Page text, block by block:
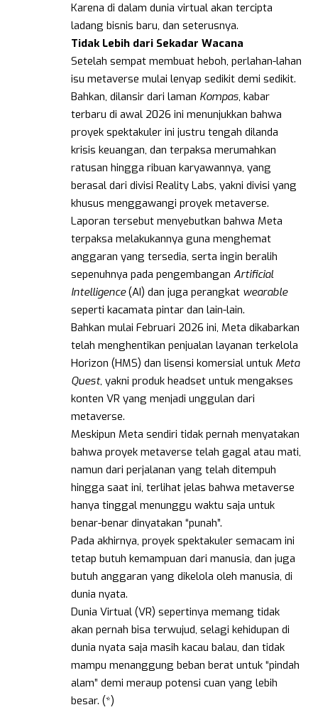
Karena di dalam dunia virtual akan tercipta
ladang bisnis baru, dan seterusnya.
Tidak Lebih dari Sekadar Wacana
Setelah sempat membuat heboh, perlahan-lahan
isu metaverse mulai lenyap sedikit demi sedikit.
Bahkan, dilansir dari laman Kompas, kabar
terbaru di awal 2026 ini menunjukkan bahwa
proyek spektakuler ini justru tengah dilanda
krisis keuangan, dan terpaksa merumahkan
ratusan hingga ribuan karyawannya, yang
berasal dari divisi Reality Labs, yakni divisi yang
khusus menggawangi proyek metaverse.
Laporan tersebut menyebutkan bahwa Meta
terpaksa melakukannya guna menghemat
anggaran yang tersedia, serta ingin beralih
sepenuhnya pada pengembangan Artificial
Intelligence(AI) dan juga perangkat wearable
seperti kacamata pintar dan lain-lain.
Bahkan mulai Februari 2026 ini, Meta dikabarkan
telah menghentikan penjualan layanan terkelola
Horizon (HMS) dan lisensi komersial untuk Meta
Quest, yakni produk headset untuk mengakses
konten VR yang menjadi unggulan dari
metaverse.
Meskipun Meta sendiri tidak pernah menyatakan
bahwa proyek metaverse telah gagal atau mati,
namun dari perjalanan yang telah ditempuh
hingga saat ini, terlihat jelas bahwa metaverse
hanya tinggal menunggu waktu saja untuk
benar-benar dinyatakan “punah”.
Pada akhirnya, proyek spektakuler semacam ini
tetap butuh kemampuan dari manusia, dan juga
butuh anggaran yang dikelola oleh manusia, di
dunia nyata.
Dunia Virtual (VR) sepertinya memang tidak
akan pernah bisa terwujud, selagi kehidupan di
dunia nyata saja masih kacau balau, dan tidak
mampu menanggung beban berat untuk “pindah
alam” demi meraup potensi cuan yang lebih
besar. (*)